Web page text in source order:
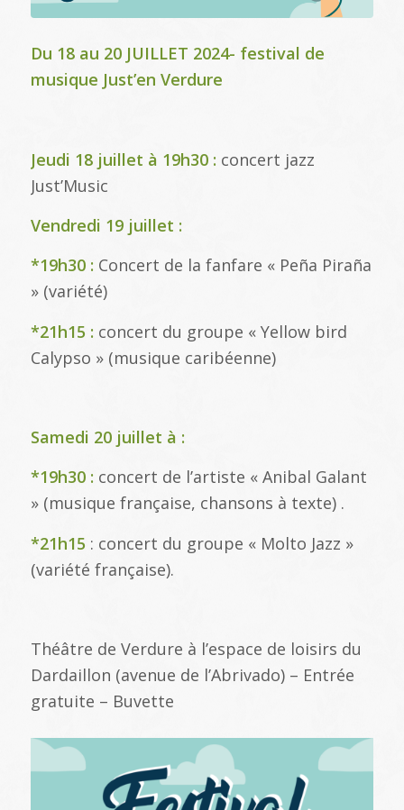
Du 18 au 20 JUILLET 2024- festival de
musique Just’en Verdure
Jeudi 18 juillet à 19h30 : concert jazz
Just’Music
Vendredi 19 juillet :
*19h30 : Concert de la fanfare « Peña Piraña
» (variété)
*21h15 : concert du groupe « Yellow bird
Calypso » (musique caribéenne)
Samedi 20 juillet à :
*19h30 : concert de l’artiste « Anibal Galant
» (musique française, chansons à texte) .
*21h15 : concert du groupe « Molto Jazz »
(variété française).
Théâtre de Verdure à l’espace de loisirs du
Dardaillon (avenue de l’Abrivado) – Entrée
gratuite – Buvette